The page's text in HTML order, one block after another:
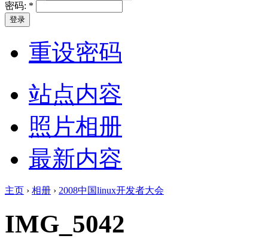
密码: *
重设密码
站点内容
照片相册
最新内容
主页 › 相册 › 2008中国linux开发者大会
IMG_5042